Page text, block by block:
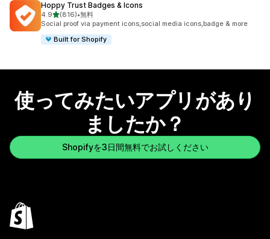
Hoppy Trust Badges & Icons
4.95つ星中
(816)
合計レビュー数：816件
•無料
Social proof via payment icons,social media icons,badge & more
Built for Shopify
使ってみたいアプリがあり
ましたか？
Shopifyを3日間無料でお試しください